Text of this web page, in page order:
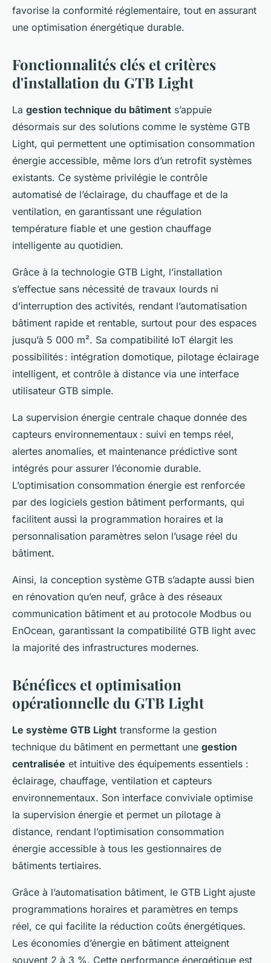
favorise la conformité réglementaire, tout en assurant
une optimisation énergétique durable.
Fonctionnalités clés et critères
d'installation du GTB Light
La gestion technique du bâtiment s’appuie
désormais sur des solutions comme le système GTB
Light, qui permettent une optimisation consommation
énergie accessible, même lors d’un retrofit systèmes
existants. Ce système privilégie le contrôle
automatisé de l’éclairage, du chauffage et de la
ventilation, en garantissant une régulation
température fiable et une gestion chauffage
intelligente au quotidien.
Grâce à la technologie GTB Light, l’installation
s’effectue sans nécessité de travaux lourds ni
d’interruption des activités, rendant l’automatisation
bâtiment rapide et rentable, surtout pour des espaces
jusqu’à 5 000 m². Sa compatibilité IoT élargit les
possibilités : intégration domotique, pilotage éclairage
intelligent, et contrôle à distance via une interface
utilisateur GTB simple.
La supervision énergie centrale chaque donnée des
capteurs environnementaux : suivi en temps réel,
alertes anomalies, et maintenance prédictive sont
intégrés pour assurer l’économie durable.
L’optimisation consommation énergie est renforcée
par des logiciels gestion bâtiment performants, qui
facilitent aussi la programmation horaires et la
personnalisation paramètres selon l’usage réel du
bâtiment.
Ainsi, la conception système GTB s’adapte aussi bien
en rénovation qu’en neuf, grâce à des réseaux
communication bâtiment et au protocole Modbus ou
EnOcean, garantissant la compatibilité GTB light avec
la majorité des infrastructures modernes.
Bénéfices et optimisation
opérationnelle du GTB Light
Le système GTB Light transforme la gestion
technique du bâtiment en permettant une gestion
centralisée et intuitive des équipements essentiels :
éclairage, chauffage, ventilation et capteurs
environnementaux. Son interface conviviale optimise
la supervision énergie et permet un pilotage à
distance, rendant l’optimisation consommation
énergie accessible à tous les gestionnaires de
bâtiments tertiaires.
Grâce à l’automatisation bâtiment, le GTB Light ajuste
programmations horaires et paramètres en temps
réel, ce qui facilite la réduction coûts énergétiques.
Les économies d’énergie en bâtiment atteignent
souvent 2 à 3 %. Cette performance énergétique est